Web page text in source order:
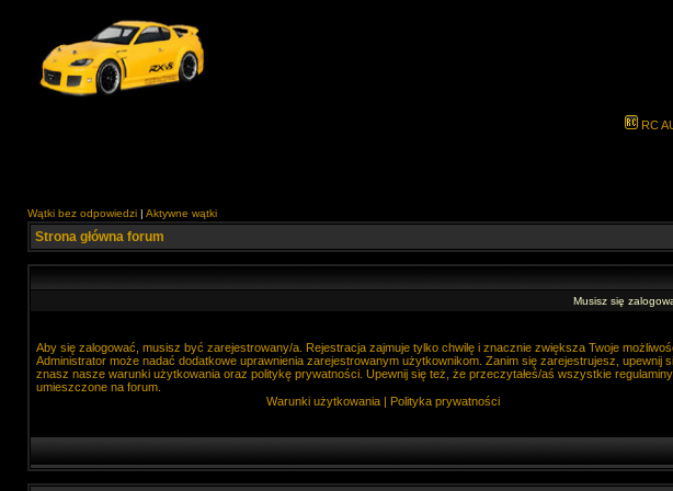
RC
Wątki bez odpowiedzi | Aktywne wątki
Strona główna forum
Musisz się
Aby się zalogować, musisz być zarejestrowany/a. Rejestracja zajmuje tylko chwilę i znacznie zwiększa Twoje
Administrator może nadać dodatkowe uprawnienia zarejestrowanym użytkownikom. Zanim się zarejestrujesz, upewnij
znasz nasze warunki użytkowania oraz politykę prywatności. Upewnij się też, że przeczytałeś/aś wszystkie regulaminy
umieszczone na forum.
Warunki użytkowania | Polityka prywatności